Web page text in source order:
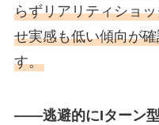
らずリアリティショ
せ実感も低い傾向が
す。
――逃避的にIターン